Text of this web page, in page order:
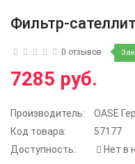
Фильтр-
0 отзывов
7285 руб.
Производитель:
OASE
Код товара:
57177
Доступность:
Нет в